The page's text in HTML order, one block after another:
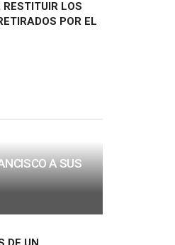
LOS
POR EL
A SUS